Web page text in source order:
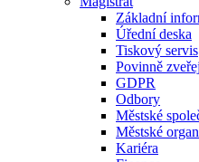
Základní
Úřední deska
Tiskový servis
Povinně
GDPR
Odbory
Městské
Městské
Kariéra